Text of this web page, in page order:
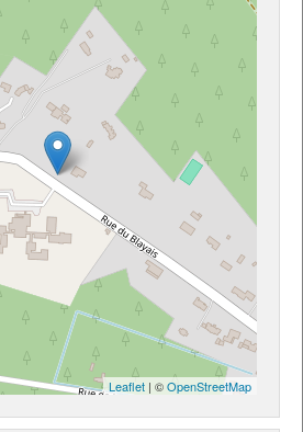
Leaflet | ©OpenStreetMap